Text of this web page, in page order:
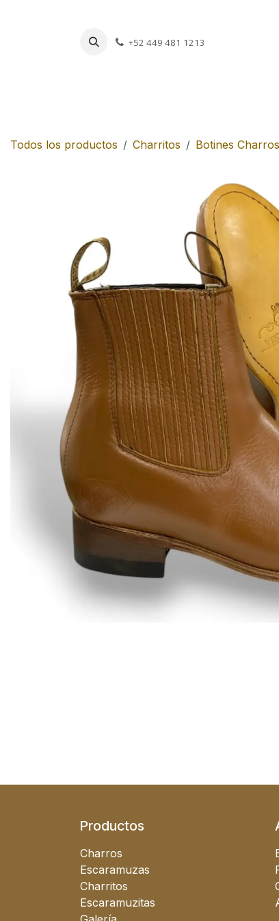
+52 449 481 1213
Todos los productos Charritos Botines
Productos
Charros
Escaramuzas
Charritos
Escaramuzitas